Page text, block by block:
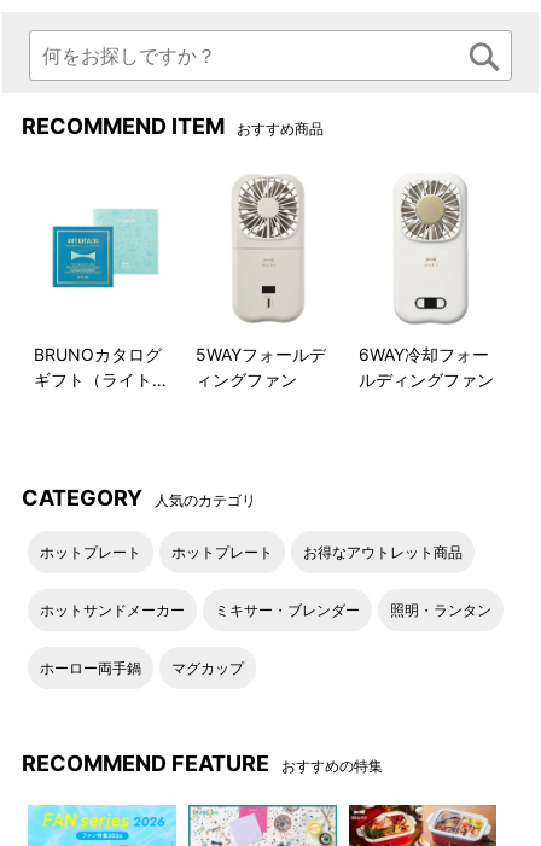
RECOMMEND ITEM おすすめ商品
BRUNOカタログ
ギフト（ライトブ
5WAYフォールデ
ィングファン
6WAY冷却フォー
ルディングファン
CATEGORY 人気のカテゴリ
ホットプレート ホットプレート お得なアウトレット商品
ホットサンドメーカー ミキサー・ブレンダー 照明・ランタン
ホーロー両手鍋 マグカップ
RECOMMEND FEATURE おすすめの特集